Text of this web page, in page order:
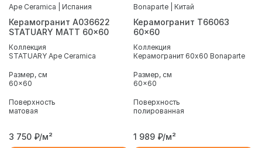
Ape Ceramica | Испания
Керамогранит A036622
STATUARY MATT 60x60
Коллекция
STATUARY Ape Ceramica
Размер, см
60x60
Поверхность
матовая
3 750 ₽/м²
Bonaparte | Китай
Керамогранит T66063
60x60
Коллекция
Керамогранит 60x60 Bonaparte
Размер, см
60x60
Поверхность
полированная
1 989 ₽/м²